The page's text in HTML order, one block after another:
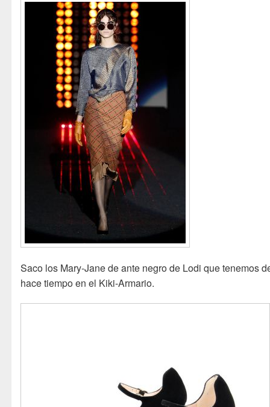
Saco los Mary-Jane de ante negro de Lodi que tenemos
hace tiempo en el Kiki-Armario.